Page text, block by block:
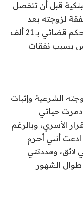
البنكية قبل أن تتفصل
لزوجته بعد
هجرها مسكن الزوجية التي صدر بها حكم قضائي بـ 21 ألف
بسبب نفقات
الشرعية وإثبات
دمرت حياتي
الأسري، وبالرغم
أنني أحرم
وهددتني
الشهور